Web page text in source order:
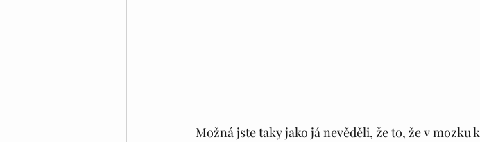
Možná jste taky jako já nevěděli, že to, že v